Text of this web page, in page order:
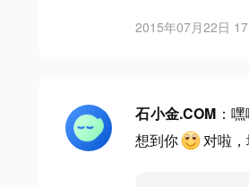
2015年07月22日
石小金.COM ：
想到你
对啦